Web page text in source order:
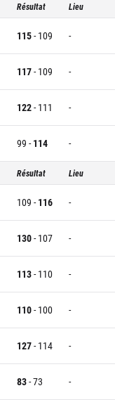
Résultat Lieu
115- 109 -
117- 109 -
122- 111 -
99 - 114 -
Résultat Lieu
109 - 116 -
130- 107 -
113- 110 -
110- 100 -
127- 114 -
83-73 -